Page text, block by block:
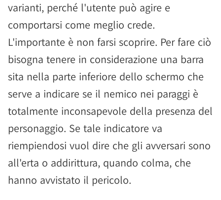
varianti, perché l'utente può agire e
comportarsi come meglio crede.
L'importante è non farsi scoprire. Per fare ciò
bisogna tenere in considerazione una barra
sita nella parte inferiore dello schermo che
serve a indicare se il nemico nei paraggi è
totalmente inconsapevole della presenza del
personaggio. Se tale indicatore va
riempiendosi vuol dire che gli avversari sono
all'erta o addirittura, quando colma, che
hanno avvistato il pericolo.